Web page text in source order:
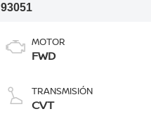
93051
MOTOR
FWD
TRANSMISIÓN
CVT